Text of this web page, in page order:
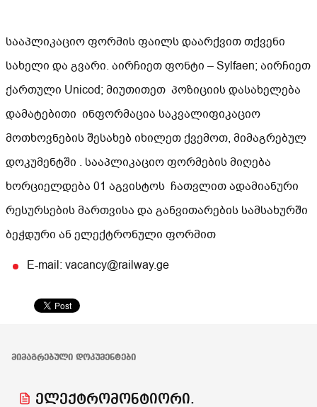
სააპლიკაციო ფორმის ფაილს დაარქვით თქვენი
სახელი და გვარი. აირჩიეთ ფონტი – Sylfaen; აირჩიეთ
ქართული Unicod; მიუთითეთ პოზიციის დასახელება
დამატებითი ინფორმაცია საკვალიფიკაციო
მოთხოვნების შესახებ იხილეთ ქვემოთ, მიმაგრებულ
დოკუმენტში . სააპლიკაციო ფორმების მიღება
ხორციელდება 01 აგვისტოს ჩათვლით ადამიანური
რესურსების მართვისა და განვითარების სამსახურში
ბეჭდური ან ელექტრონული ფორმით
E-mail: vacancy@railway.ge
ᲛᲘᲛᲐᲒᲠᲔᲑᲣᲚᲘ ᲓᲝᲙᲣᲛᲔᲜᲢᲔᲑᲘ
ელექტრომონტიორი.